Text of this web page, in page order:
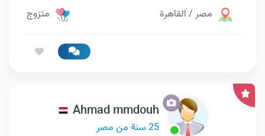
مصر / القاهرة متزوج
Ahmad mmdouh
25 سنة من مصر